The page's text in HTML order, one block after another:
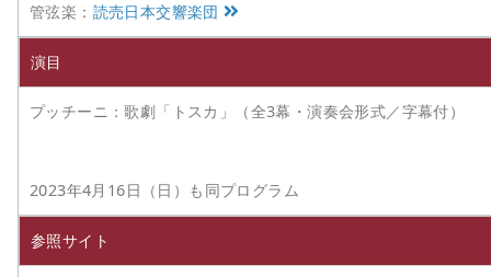
管弦楽： 読売日本交響楽団
演目
プッチーニ：歌劇「トスカ」（全3幕・演奏会形式／字幕付）
2023年4月16日（日）も同プログラム
参照サイト